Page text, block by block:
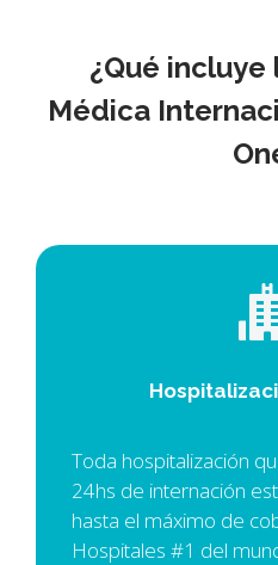
¿Qué
Médica
Toda hospitalización
24hs de internación
hasta el máximo de
Hospitales #1 del